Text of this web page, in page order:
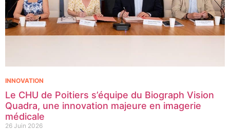
Le CHU de Poitiers s’équipe du Biograph Vision
Quadra, une innovation majeure en imagerie
médicale
26 Juin 2026
INNOVATION